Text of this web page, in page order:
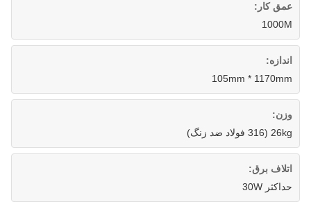
عمق کار:
1000M
اندازه:
105mm * 1170mm
وزن:
26kg (316 فولاد ضد زنگ)
اتلاف برق:
حداکثر 30W